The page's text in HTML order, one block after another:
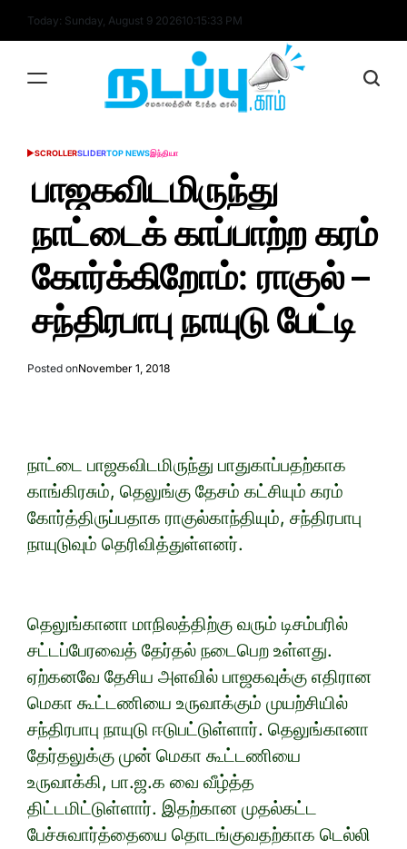
Today: Sunday, August 9 202610:15:33 PM
POSTED
SCROLLERSLIDERTOP NEWSஇந்தியா
பாஜகவிடமிருந்து
நாட்டைக் காப்பாற்ற கரம்
கோர்க்கிறோம்: ராகுல் –
சந்திரபாபு நாயுடு பேட்டி
Posted onNovember 1, 2018
நாட்டை பாஜகவிடமிருந்து பாதுகாப்பதற்காக
காங்கிரசும், தெலுங்கு தேசம் கட்சியும் கரம்
கோர்த்திருப்பதாக ராகுல்காந்தியும், சந்திரபாபு
நாயுடுவும் தெரிவித்துள்ளனர்.
தெலுங்கானா மாநிலத்திற்கு வரும் டிசம்பரில்
சட்டப்பேரவைத் தேர்தல் நடைபெற உள்ளது.
ஏற்கனவே தேசிய அளவில் பாஜகவுக்கு எதிரான
மெகா கூட்டணியை உருவாக்கும் முயற்சியில்
சந்திரபாபு நாயுடு ஈடுபட்டுள்ளார். தெலுங்கானா
தேர்தலுக்கு முன் மெகா கூட்டணியை
உருவாக்கி, பா.ஜ.க வை வீழ்த்த
திட்டமிட்டுள்ளார். இதற்கான முதல்கட்ட
பேச்சுவார்த்தையை தொடங்குவதற்காக டெல்லி